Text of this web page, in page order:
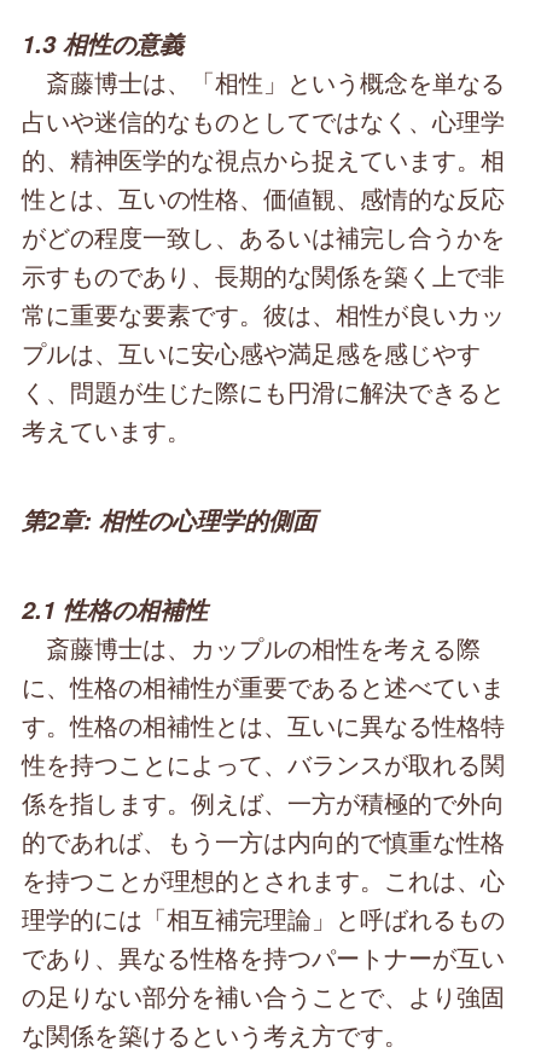
1.3 相性の意義
斎藤博士は、「相性」という概念を単なる
占いや迷信的なものとしてではなく、心理学
的、精神医学的な視点から捉えています。相
性とは、互いの性格、価値観、感情的な反応
がどの程度一致し、あるいは補完し合うかを
示すものであり、長期的な関係を築く上で非
常に重要な要素です。彼は、相性が良いカッ
プルは、互いに安心感や満足感を感じやす
く、問題が生じた際にも円滑に解決できると
考えています。
第2章: 相性の心理学的側面
2.1 性格の相補性
斎藤博士は、カップルの相性を考える際
に、性格の相補性が重要であると述べていま
す。性格の相補性とは、互いに異なる性格特
性を持つことによって、バランスが取れる関
係を指します。例えば、一方が積極的で外向
的であれば、もう一方は内向的で慎重な性格
を持つことが理想的とされます。これは、心
理学的には「相互補完理論」と呼ばれるもの
であり、異なる性格を持つパートナーが互い
の足りない部分を補い合うことで、より強固
な関係を築けるという考え方です。